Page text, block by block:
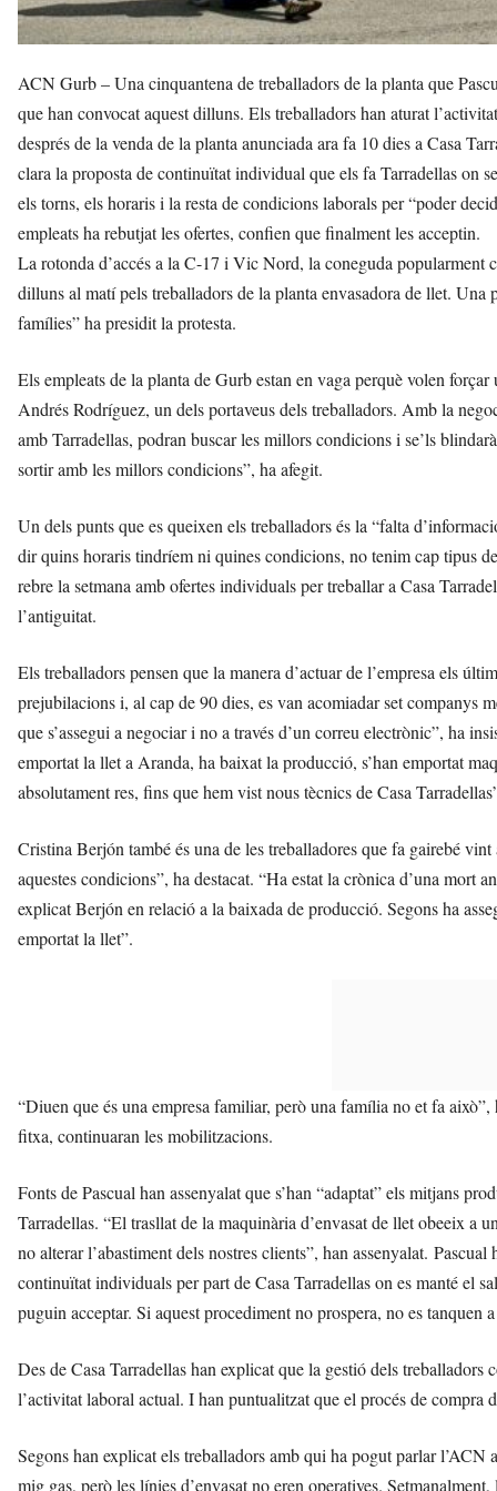
ACN Gurb – Una cinquantena de treballadors de la planta que
que han convocat aquest dilluns. Els treballadors han aturat
després de la venda de la planta anunciada ara fa 10 dies a Casa
clara la proposta de continuïtat individual que els fa Tarradellas on
els torns, els horaris i la resta de condicions laborals per “poder
empleats ha rebutjat les ofertes, confien que finalment les acceptin.
La rotonda d’accés a la C-17 i Vic Nord, la coneguda popularment
dilluns al matí pels treballadors de la planta envasadora de llet.
famílies” ha presidit la protesta.
Els empleats de la planta de Gurb estan en vaga perquè volen
Andrés Rodríguez, un dels portaveus dels treballadors. Amb la
amb Tarradellas, podran buscar les millors condicions i se’ls
sortir amb les millors condicions”, ha afegit.
Un dels punts que es queixen els treballadors és la “falta
dir quins horaris tindríem ni quines condicions, no tenim cap tipus
rebre la setmana amb ofertes individuals per treballar a Casa
l’antiguitat.
Els treballadors pensen que la manera d’actuar de l’empresa els
prejubilacions i, al cap de 90 dies, es van acomiadar set companys
que s’assegui a negociar i no a través d’un correu electrònic”, ha
emportat la llet a Aranda, ha baixat la producció, s’han emportat
absolutament res, fins que hem vist nous tècnics de Casa
Cristina Berjón també és una de les treballadores que fa gairebé
aquestes condicions”, ha destacat. “Ha estat la crònica d’una mort
explicat Berjón en relació a la baixada de producció. Segons ha
emportat la llet”.
“Diuen que és una empresa familiar, però una família no et fa
fitxa, continuaran les mobilitzacions.
Fonts de Pascual han assenyalat que s’han “adaptat” els mitjans
Tarradellas. “El trasllat de la maquinària d’envasat de llet obeeix a
no alterar l’abastiment dels nostres clients”, han assenyalat.
continuïtat individuals per part de Casa Tarradellas on es manté el
puguin acceptar. Si aquest procediment no prospera, no es tanquen
Des de Casa Tarradellas han explicat que la gestió dels treballadors
l’activitat laboral actual. I han puntualitzat que el procés de compra
Segons han explicat els treballadors amb qui ha pogut parlar
mig gas, però les línies d’envasat no eren operatives.